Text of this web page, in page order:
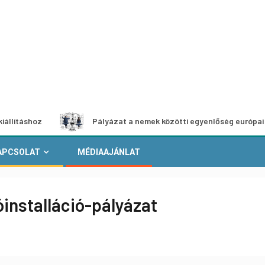
Pályázat a nemek közötti egyenlőség európai
MÉDIAAJÁNLAT
pályázat